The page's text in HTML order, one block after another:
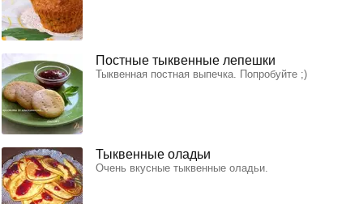
Постные тыквенные лепешки
Тыквенная постная выпечка. Попробуйте ;)
Тыквенные оладьи
Очень вкусные тыквенные оладьи.